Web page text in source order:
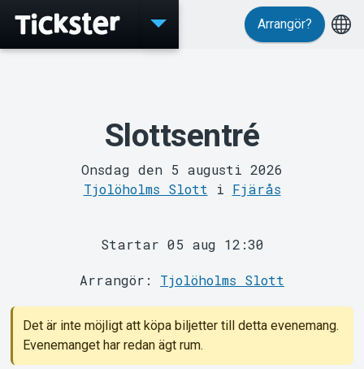
MyTickster
Arrangör?
Slottsentré
Onsdag den 5 augusti 2026
Tjolöholms Slott i Fjärås
Startar 05 aug 12:30
Arrangör: Tjolöholms Slott
Det är inte möjligt att köpa biljetter till detta evenemang.
Evenemanget har redan ägt rum.